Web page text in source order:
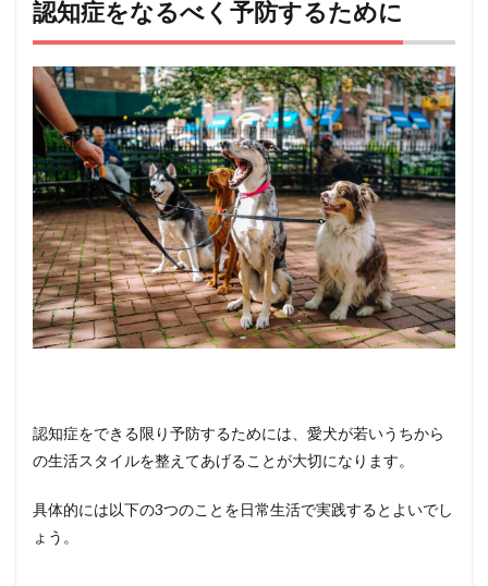
認知症をなるべく予防するために
認知症をできる限り予防するためには、愛犬が若いうちから
の生活スタイルを整えてあげることが大切になります。
具体的には以下の3つのことを日常生活で実践するとよいでし
ょう。